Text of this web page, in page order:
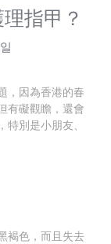
指甲？
，因為香港的春
有礙觀瞻，還會
別是小朋友、
褐色，而且失去